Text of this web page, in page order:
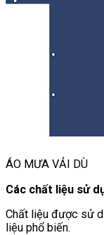
ÁO MƯA VẢI DÙ
Các chất liệu sử
Chất liệu được sử
liệu phổ biến.